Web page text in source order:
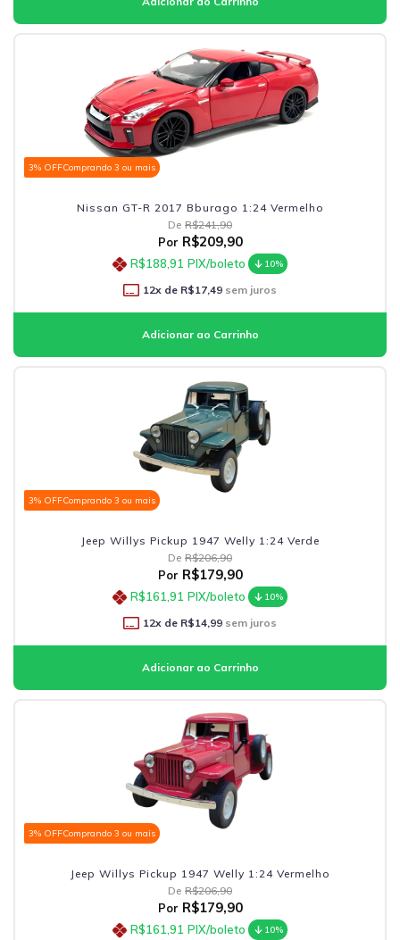
3% OFFComprando 3 ou mais
Nissan GT-R 2017 Bburago 1:24 Vermelho
De R$241,90
Por R$209,90
R$188,91 PIX/boleto 10%
12x de R$17,49 sem juros
3% OFFComprando 3 ou mais
Jeep Willys Pickup 1947 Welly 1:24 Verde
De R$206,90
Por R$179,90
R$161,91 PIX/boleto 10%
12x de R$14,99 sem juros
3% OFFComprando 3 ou mais
Jeep Willys Pickup 1947 Welly 1:24 Vermelho
De R$206,90
Por R$179,90
R$161,91 PIX/boleto 10%